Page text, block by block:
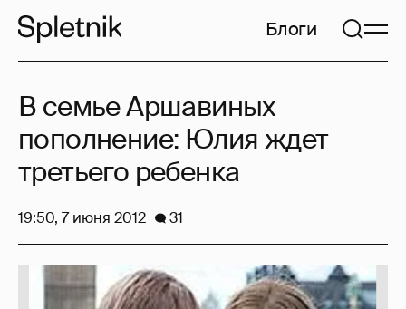
Блоги
В семье Аршавиных
пополнение: Юлия ждет
третьего ребенка
19:50, 7 июня 2012 31